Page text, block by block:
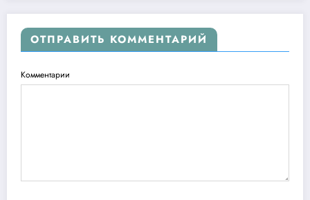
ОТПРАВИТЬ КОММЕНТАРИЙ
Комментарии